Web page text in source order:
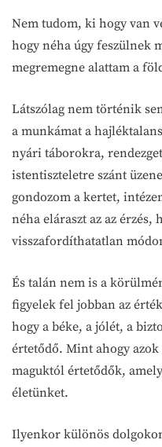
Nem tudom, ki hogy van
hogy néha úgy feszülnek
megremegne alattam a
Látszólag nem történik
a munkámat a
nyári táborokra,
istentiszteletre szánt
gondozom a kertet,
néha eláraszt az az
visszafordíthatatlan
És talán nem is a
figyelek fel jobban az
hogy a béke, a jólét, a
értetődő. Mint ahogy
maguktól értetődők,
életünket.
Ilyenkor különös